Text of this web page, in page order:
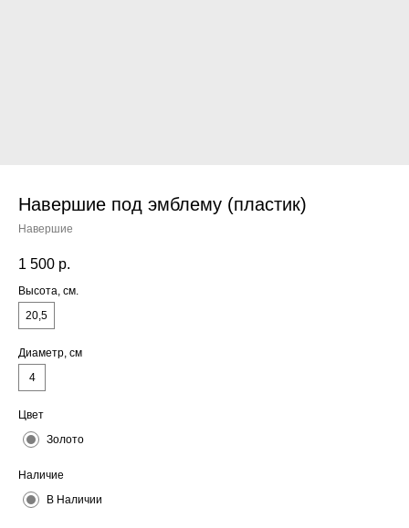
Навершие под эмблему (пластик)
Навершие
1 500 р.
Высота, см.
20,5
Диаметр, см
4
Цвет
Золото
Наличие
В Наличии